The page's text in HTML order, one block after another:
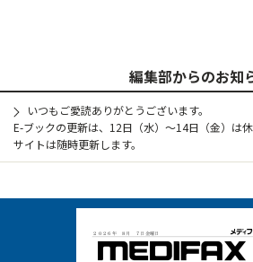
編集部からのお知
いつもご愛読ありがとうございます。
E-ブックの更新は、12日（水）～14日（金）は
サイトは随時更新します。